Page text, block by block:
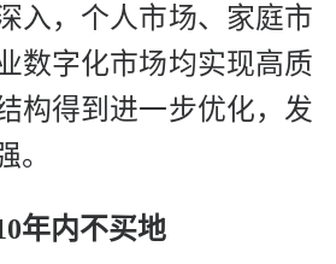
入，个人市场、家庭市
数字化市场均实现高质
构得到进一步优化，发
。
年内不买地